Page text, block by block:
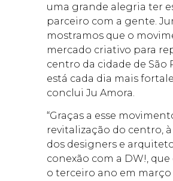
uma grande alegria ter
parceiro com a gente.
mostramos que o
mercado criativo para
centro da cidade de São
está cada dia mais
conclui Ju Amora.
“Graças a esse
revitalização do centro,
dos designers e
conexão com a DW!,
o terceiro ano em março